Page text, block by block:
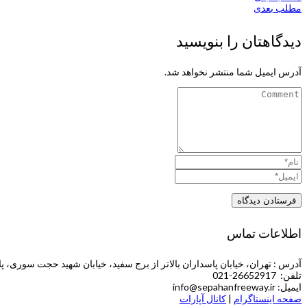
مطلب بعدی
دیدگاهتان را بنویسید
آدرس ایمیل شما منتشر نخواهد شد.
اطلاعات تماس
آدرس : تهران، خیابان پاسداران بالاتر از برج سفید، خیابان شهید حجت سوری، پلاک 5 (طبقه چهارم
تلفن: 26652917-021
ایمیل: info@sepahanfreeway.ir
صفحه اینستاگرام | کانال آپارات